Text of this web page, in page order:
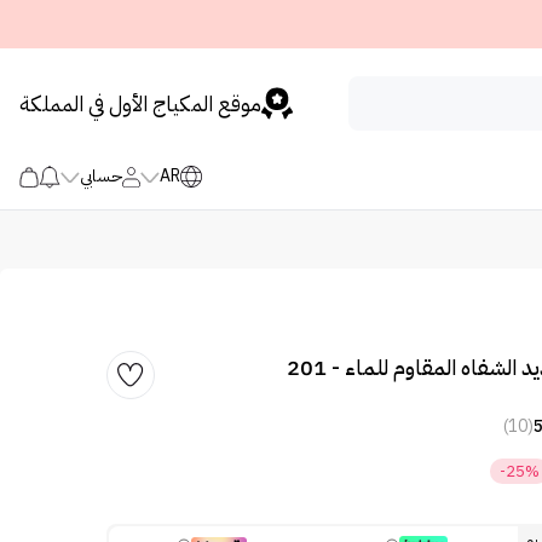
موقع المكياج الأول في المملكة
AR حسابي
الشفاه المقاوم للماء - 201
5
(10)
-25%